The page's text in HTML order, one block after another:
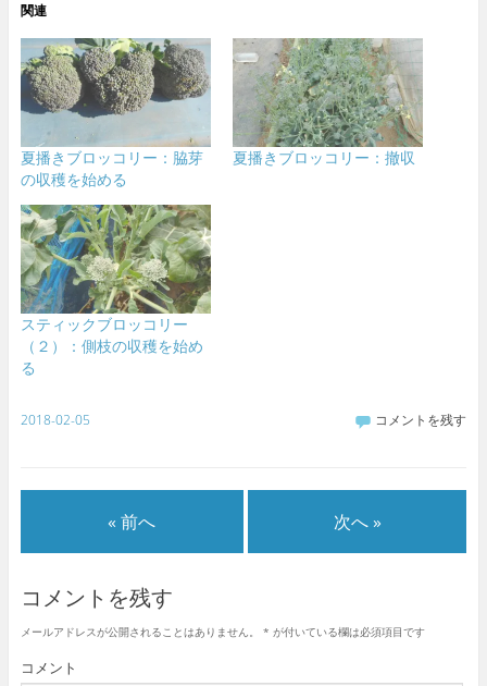
関連
夏播きブロッコリー：脇芽
の収穫を始める
夏播きブロッコリー：撤収
スティックブロッコリー
（２）：側枝の収穫を始め
る
2018-02-05 コメントを残す
« 前へ 次へ »
コメントを残す
メールアドレスが公開されることはありません。 * が付いている欄は必須項目です
コメント